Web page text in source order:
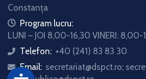
Constanța
iconProgram lucru:
LUNI – JOI 8,00-16,30 VINERI: 8,00-
icon
Telefon: +40 (241) 83 83 30
icon
Email: secretariat@dspct.ro;